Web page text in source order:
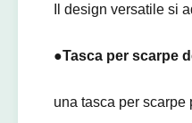
Il design versatile si
●Tasca per scarpe
una tasca per scarpe